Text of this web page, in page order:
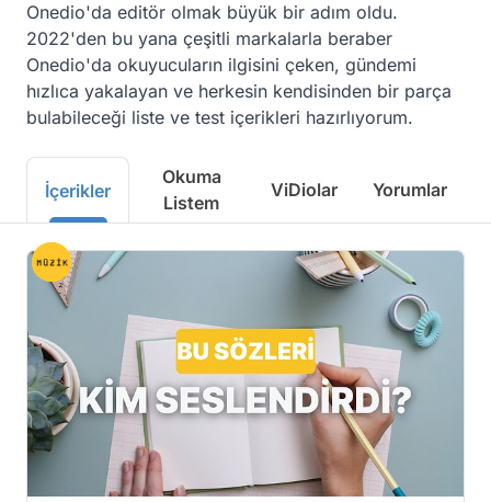
Onedio'da editör olmak büyük bir adım oldu.
2022'den bu yana çeşitli markalarla beraber
Onedio'da okuyucuların ilgisini çeken, gündemi
hızlıca yakalayan ve herkesin kendisinden bir parça
bulabileceği liste ve test içerikleri hazırlıyorum.
İçerikler
Okuma
Listem
ViDiolar Yorumlar